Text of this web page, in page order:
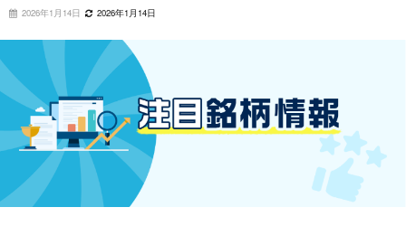
2026年1月14日 2026年1月14日